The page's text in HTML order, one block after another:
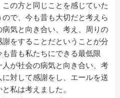
の方と同じことを感じていた
で、今も昔も大切だと考えら
気と向き合い、考え、周りの
をすることだということが分
昔も私たちにできる最低限
が社会の病気と向き合い、考
対して感謝をし、エールを送
私は考えました。